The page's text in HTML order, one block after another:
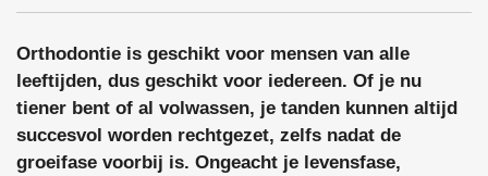
Orthodontie is geschikt voor mensen van alle
leeftijden, dus geschikt voor iedereen. Of je nu
tiener bent of al volwassen, je tanden kunnen altijd
succesvol worden rechtgezet, zelfs nadat de
groeifase voorbij is. Ongeacht je levensfase,